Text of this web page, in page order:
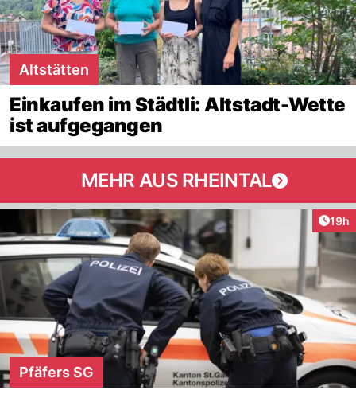
Altstätten
Einkaufen im Städtli: Altstadt-Wette
ist aufgegangen
MEHR AUS RHEINTAL
19h
Pfäfers SG